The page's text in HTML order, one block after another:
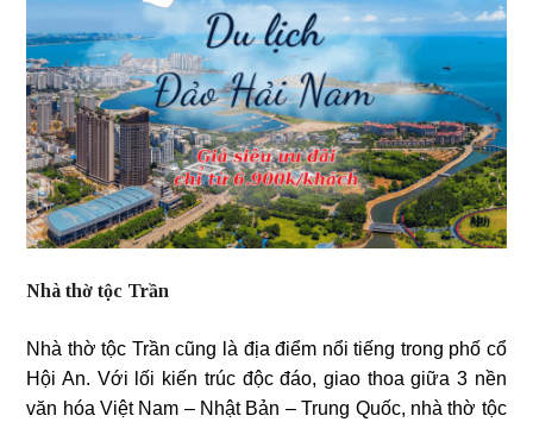
Nhà thờ tộc Trần
Nhà thờ tộc Trần cũng là địa điểm nổi tiếng trong phố cổ
Hội An. Với lối kiến trúc độc đáo, giao thoa giữa 3 nền
văn hóa Việt Nam – Nhật Bản – Trung Quốc, nhà thờ tộc